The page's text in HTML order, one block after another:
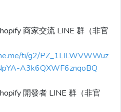
商家交流 LINE 群（非官
ti/g2/PZ_1LILWVWWuz
A3k6QXWF6znqoBQ
開發者 LINE 群（非官